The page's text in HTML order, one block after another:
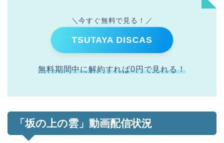
＼今すぐ無料で見る！／
TSUTAYA DISCAS
無料期間中に解約すれば0円で見れる！
「坂の上の雲」動画配信状況